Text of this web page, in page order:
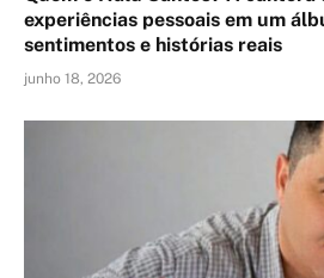
experiências pessoais em um
sentimentos e histórias reais
junho 18, 2026